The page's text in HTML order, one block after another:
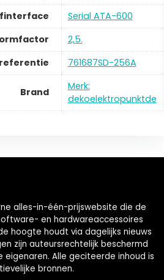
Serial ATA-600
2,5.
761687SD-256A
Brand
Merk:
dekoelektropunktde
alles-in-één-prijswebsite die de
en hardwareaccessoires
hoogte houdt via dagelijks nieuws
zijn auteursrechtelijk beschermd
eigenaren. Alle geciteerde inhoud is
bronnen.